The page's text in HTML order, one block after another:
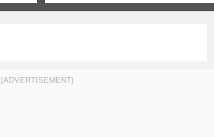
[ADVERTISEMENT]